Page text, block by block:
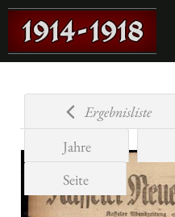
Ergebnisliste
Jahre
Seite